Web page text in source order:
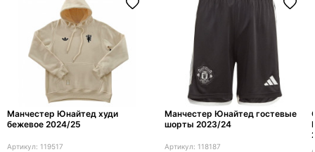
Манчестер Юнайтед худи
бежевое 2024/25
119517
Манчестер Юнайтед гостевые
шорты 2023/24
118187